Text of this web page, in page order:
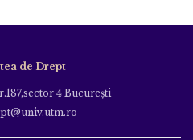
de Drept
4 Bucureşti